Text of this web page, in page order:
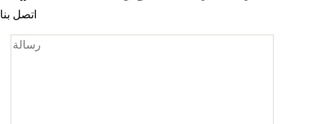
اتصل بنا